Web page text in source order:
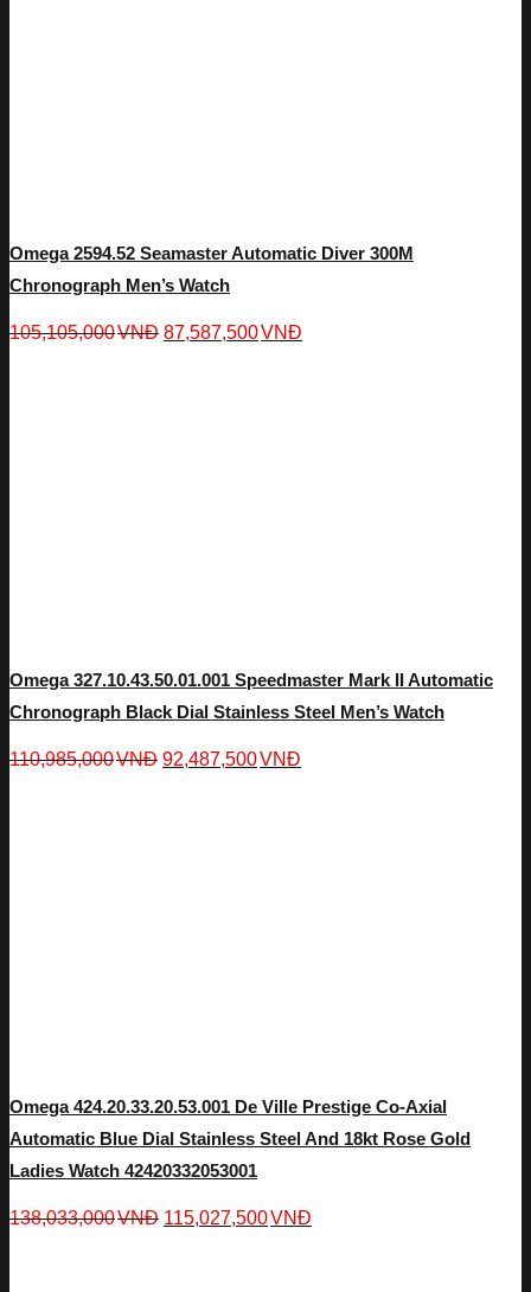
Omega 2594.52 Seamaster Automatic Diver 300M
Chronograph Men’s Watch
105,105,000VNĐ 87,587,500VNĐ
Omega 327.10.43.50.01.001 Speedmaster Mark II Automatic
Chronograph Black Dial Stainless Steel Men’s Watch
110,985,000VNĐ 92,487,500VNĐ
Omega 424.20.33.20.53.001 De Ville Prestige Co-Axial
Automatic Blue Dial Stainless Steel And 18kt Rose Gold
Ladies Watch 42420332053001
138,033,000VNĐ 115,027,500VNĐ